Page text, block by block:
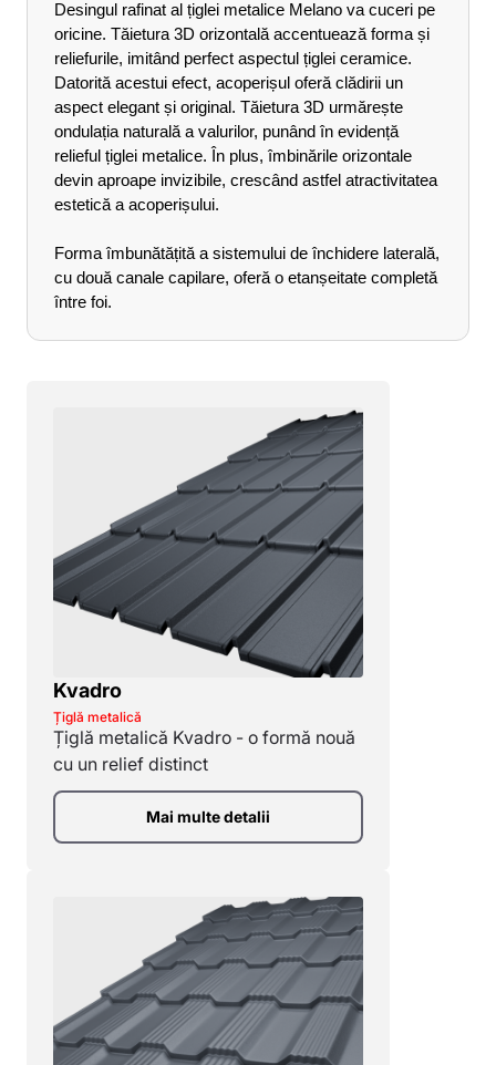
Desingul rafinat al țiglei metalice Melano va cuceri pe
oricine. Tăietura 3D orizontală accentuează forma și
reliefurile, imitând perfect aspectul țiglei ceramice.
Datorită acestui efect, acoperișul oferă clădirii un
aspect elegant și original. Tăietura 3D urmărește
ondulația naturală a valurilor, punând în evidență
relieful țiglei metalice. În plus, îmbinările orizontale
devin aproape invizibile, crescând astfel atractivitatea
estetică a acoperișului.
Forma îmbunătățită a sistemului de închidere laterală,
cu două canale capilare, oferă o etanșeitate completă
între foi.
Caracteristici:
Lungimea minimă a foii: 500 mm
Lățime totală foilor: 1210 mm
Lungime recomandată foilor: 6000 mm
Lățime utilă foilor: 1142 mm
Lungime maximă foilor: 8000 mm
Înălțimea profilului: 52 mm
Grosimea metalului: de la 0,45 mm
Paleta completă de culori RAL:
Mat (V-Matt) - 3005, 6005, 7024, 8015,
Quartz - 7024, 8019
Fabricat din metal:
Lucios (Coreea de sud, 0,45 mm, Mg-Zn 120
g/m2)
V-matt, Sunmatt (Coreea de sud, 0,45 mm,
Mg-Zn 120 g/m2)
Quartz (Polonia, 0,53 mm, Zn 275 g/m2)
Kvadro
Țiglă metalică
Țiglă metalică Kvadro - o formă nouă
cu un relief distinct
Mai multe detalii